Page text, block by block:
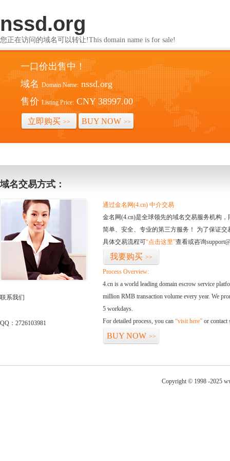
nssd.org
您正在访问的域名可以转让!This domain name is for sale!
一口价出售中！
域名 Domain Name: nssd.org
售价 Listing Price: CNY 38997.00
立即购买 >> BUY NOW >>
域名交易方式：
联系我们
QQ：2726103981
通过金名网(4.cn) 中介交易
金名网(4.cn)是全球领先的域名交易服务机构
简单、安全、专业的第三方服务！ 为了保证
具体交易流程可“点击这里”查看或咨询
我要购买 >>
Process Overview:
4.cn is a world leading domain escrow service
million RMB transaction volume every year. We
5 workdays.
For detailed process, you can “visit here” or contact
BUY NOW >>
Copyright © 1998 -2025